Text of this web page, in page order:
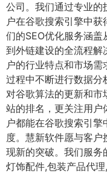
公司。我们通过专业的
户在谷歌搜索引擎中
们的SEO优化服务涵
到外链建设的全流程解
户的行业特点和市场
过程中不断进行数据分
对谷歌算法的更新和市
站的排名，更关注用户
户都能在谷歌搜索引
度。慧新软件愿与客
现新的突破。我们服务
灯饰配件,包装产品代